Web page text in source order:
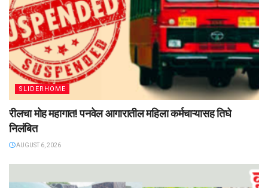
SLIDERHOME
रीलचा मोह महागात! पनवेल आगारातील महिला कर्मचाऱ्यासह तिघे
निलंबित
AUGUST 6, 2026